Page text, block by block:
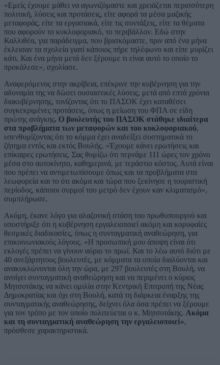
«Εμείς έχουμε μάθει να αγωνιζόμαστε και χρειάζεται περισσότερη
πολιτική, λύσεις και προτάσεις, είτε αφορά τα μέσα μαζικής
μεταφοράς, είτε τα εργασιακά, είτε τις συντάξεις, είτε τα θέματα
που αφορούν το κυκλοφοριακό, το περιβάλλον. Εδώ στην
Καλλιθέα, για παράδειγμα, που βρισκόμαστε, πριν από ένα μήνα
έκλεισαν τα σχολεία γιατί κάποιος πήρε τηλέφωνο και είπε μυρίζει
κάτι. Και ένα μήνα μετά δεν ξέρουμε τι είναι αυτό το οποίο το
προκάλεσε», σχολίασε.
Αναφερόμενος στην ακρίβεια, επέκρινε την κυβέρνηση για την
αδυναμία της να δώσει ουσιαστικές λύσεις, μετά από επτά χρόνια
διακυβέρνησης, τονίζοντας ότι το ΠΑΣΟΚ έχει καταθέσει
συγκεκριμένες προτάσεις, όπως η μείωση του ΦΠΑ σε είδη
πρώτης ανάγκης. Ο βουλευτής του ΠΑΣΟΚ στάθηκε ιδιαίτερα
στα προβλήματα των μεταφορών και του κυκλοφοριακού,
υπενθυμίζοντας ότι το κόμμα έχει αναδείξει συστηματικά το
ζήτημα εντός και εκτός Βουλής. «Έχουμε κάνει ερωτήσεις και
επίκαιρες ερωτήσεις. Σας θυμίζω ότι περνάμε 111 ώρες τον χρόνο
μέσα στο αυτοκίνητο, καθημερινά, με τεράστιο κόστος. Αυτά είναι
που πρέπει να αντιμετωπίσουμε όπως και τα προβλήματα στα
λεωφορεία και το ότι ακόμα και τώρα που ξεκίνησε η τουριστική
περίοδος, κάποιοι συρμοί του μετρό δεν έχουν καν κλιματισμό»,
συμπλήρωσε.
Ακόμη, έκανε λόγο για αλαζονική στάση του πρωθυπουργού και
υποστήριξε ότι η κυβέρνηση εργαλειοποιεί ακόμη και κορυφαίες
θεσμικές διαδικασίες, όπως η συνταγματική αναθεώρηση, για
επικοινωνιακούς λόγους. «Η προσωπική μου άποψη είναι ότι
εκλογές πρέπει να γίνουν αύριο το πρωί. Και το λέω αυτό διότι με
40 ανεξάρτητους βουλευτές, με κόμματα τα οποία διαλύονται και
ανακυκλώνονται όλη την ώρα, με 297 βουλευτές στη Βουλή, να
ανοίγει συνταγματική αναθεώρηση και να περιμένει ο κύριος
Μητσοτάκης να κάνει ομιλία στην Κεντρική Επιτροπή της Νέας
Δημοκρατίας και όχι στη Βουλή, κατά τη διάρκεια έναρξης της
συνταγματικής αναθεώρησης, δείχνει όλα όσα πρέπει να ξέρουμε
για τον τρόπο με τον οποίο πολιτεύεται ο κ. Μητσοτάκης. Ακόμα
και τη συνταγματική αναθεώρηση την εργαλειοποιεί»,
πρόσθεσε χαρακτηριστικά.